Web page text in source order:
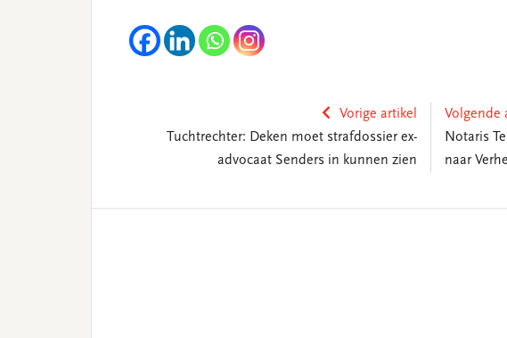
Vorige artikel
Tuchtrechter: Deken moet strafdossier ex-
advocaat Senders in kunnen zien
Volgende
Notaris
naar